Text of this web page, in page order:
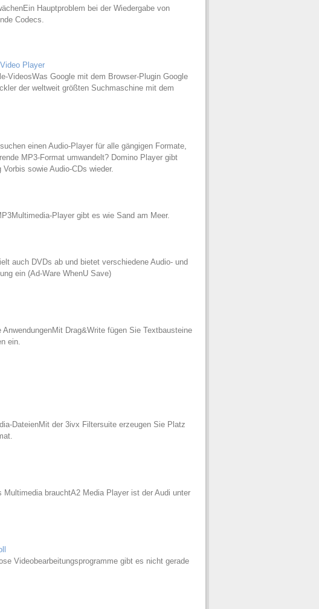
Hauptproblem bei der Wiedergabe von
Codecs.
Player
VideosWas Google mit dem Browser-Plugin Google
der weltweit größten Suchmaschine mit dem
einen Audio-Player für alle gängigen Formate,
MP3-Format umwandelt? Domino Player gibt
sowie Audio-CDs wieder.
Player gibt es wie Sand am Meer.
auch DVDs ab und bietet verschiedene Audio- und
ein (Ad-Ware WhenU Save)
Drag&Write fügen Sie Textbausteine
ein.
DateienMit der 3ivx Filtersuite erzeugen Sie Platz
brauchtA2 Media Player ist der Audi unter
Videobearbeitungsprogramme gibt es nicht gerade